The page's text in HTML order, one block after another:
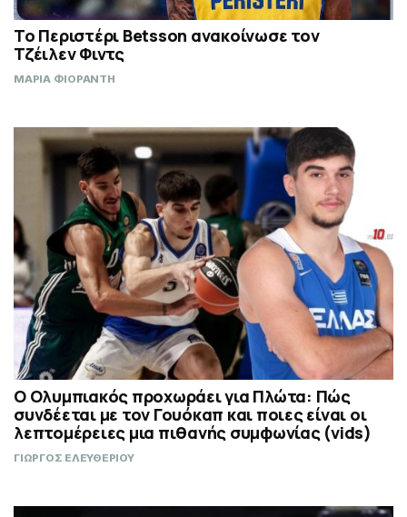
Το Περιστέρι Betsson ανακοίνωσε τον
Τζέιλεν Φιντς
ΜΑΡΙΑ ΦΙΟΡΑΝΤΗ
Ο Ολυμπιακός προχωράει για Πλώτα: Πώς
συνδέεται με τον Γουόκαπ και ποιες είναι οι
λεπτομέρειες μια πιθανής συμφωνίας (vids)
ΓΙΩΡΓΟΣ ΕΛΕΥΘΕΡΙΟΥ